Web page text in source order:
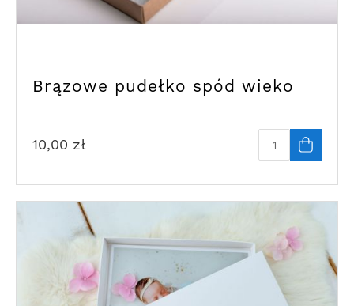
Brązowe pudełko spód wieko
10,00 zł